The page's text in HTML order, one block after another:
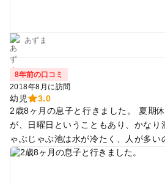
あずま
8年前の口コミ
2018年8月に訪問
幼児
3.0
2歳8ヶ月の息子と行きました。 夏期
が、日曜日ということもあり、かなり混
ゃぶじゃぶ池は水が冷たく、人が多い
ーナーの複合型の滑り台は、なかなか